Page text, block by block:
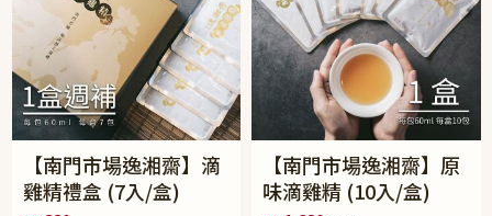
【南門市場逸湘齋】滴
雞精禮盒 (7入/盒)
【南門市場逸湘齋】原
味滴雞精 (10入/盒)